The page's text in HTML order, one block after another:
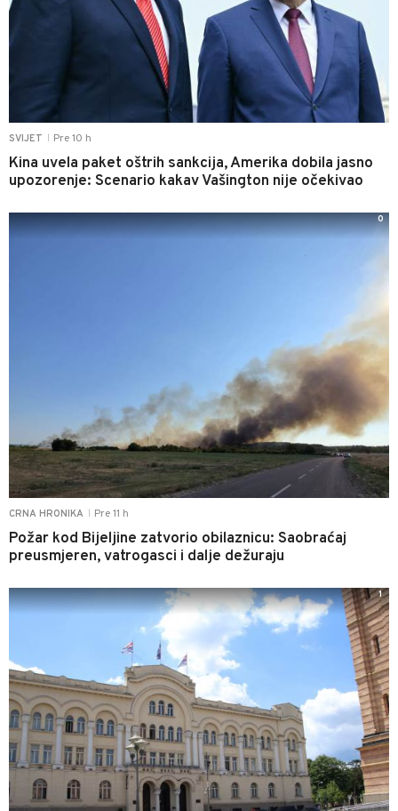
SVIJET Pre 10 h
Kina uvela paket oštrih sankcija, Amerika dobila jasno
upozorenje: Scenario kakav Vašington nije očekivao
CRNA HRONIKA Pre 11 h
Požar kod Bijeljine zatvorio obilaznicu: Saobraćaj
preusmjeren, vatrogasci i dalje dežuraju
0
1